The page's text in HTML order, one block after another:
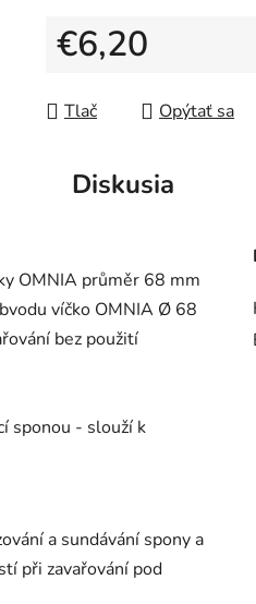
€6,20
Tlač
Opýtať sa
Diskusia
OMNIA průměr 68 mm
víčko OMNIA Ø 68
bez použití
sponou - slouží k
a sundávání spony a
při zavařování pod